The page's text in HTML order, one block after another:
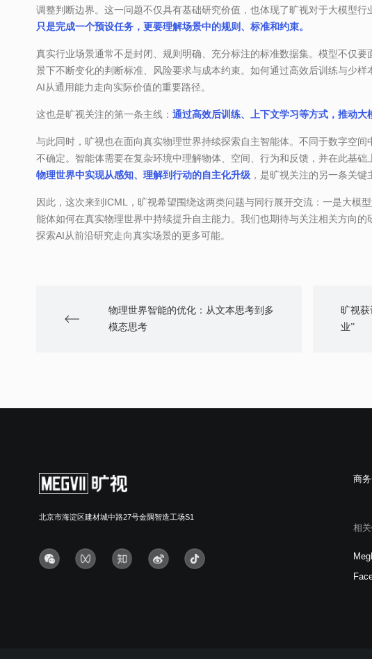
调整判断边界。这一问题不仅具有基础研究价值，也体现了旷视对于大模型行
只是完成一个预设任务，更要理解场景中的规则、标准和约束。
真实行业场景通常不是封闭、规则明确、充分标注的标准数据集。模型不仅
景下不断变化的判断标准、风险要求与成本约束。如何通过高效后训练与少
AI从通用能力走向实际价值的重要路径。
这也是旷视关注的第一条主线： 通过高效后训练、上下文学习等方式，推动大
与此同时，旷视也在面向真实物理世界持续探索自主智能体。不同于数字空
不确定。智能体需要在复杂环境中理解物体、空间、行为和反馈，并在此基础
物理世界中实现从感知、理解到行动的自主化升级 ，是旷视关注的另一条关键
因此，这次来到ICML，旷视希望围绕这两类问题与同行展开交流：一是大模
能体如何在真实物理世界中持续提升自主能力。我们也期待与关注相关方向
探索AI从前沿研究走向真实场景的更多可能。
物理世界智能的优化：从文本思考到多
模态思考
旷视获
业”
北京市海淀区建材城中路27号金隅智造工场S1
商
相